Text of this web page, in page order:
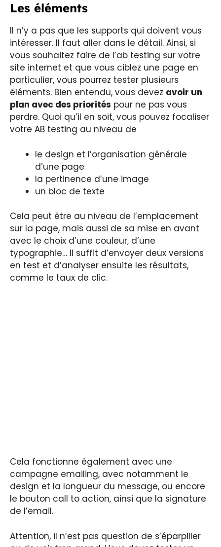
Les éléments
Il n’y a pas que les supports qui doivent vous
intéresser. Il faut aller dans le détail. Ainsi, si
vous souhaitez faire de l’ab testing sur votre
site internet et que vous ciblez une page en
particulier, vous pourrez tester plusieurs
éléments. Bien entendu, vous devez avoir un
plan avec des priorités pour ne pas vous
perdre. Quoi qu’il en soit, vous pouvez focaliser
votre AB testing au niveau de
le design et l’organisation générale
d’une page
la pertinence d’une image
un bloc de texte
Cela peut être au niveau de l’emplacement
sur la page, mais aussi de sa mise en avant
avec le choix d’une couleur, d’une
typographie… Il suffit d’envoyer deux versions
en test et d’analyser ensuite les résultats,
comme le taux de clic.
Cela fonctionne également avec une
campagne emailing, avec notamment le
design et la longueur du message, ou encore
le bouton call to action, ainsi que la signature
de l’email.
Attention, il n’est pas question de s’éparpiller